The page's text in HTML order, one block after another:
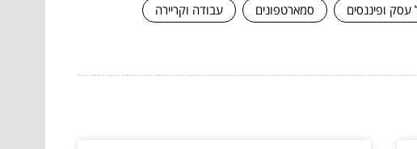
עסק ופיננסים סמארטפונים
עבודה וקריירה